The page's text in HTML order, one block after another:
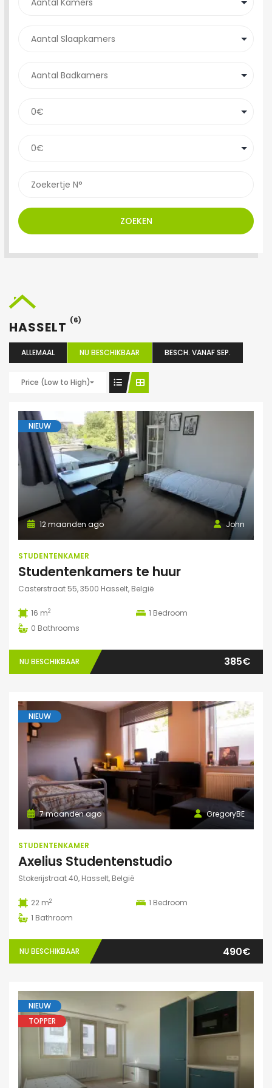
ZOEKEN
HASSELT (6)
ALLEMAAL NU BESCHIKBAAR BESCH. VANAF SEP.
Price (Low to High)
NIEUW
John
12 maanden ago
STUDENTENKAMER
Studentenkamers te huur
Casterstraat 55, 3500 Hasselt, België
16 m2 1 Bedroom
0 Bathrooms
NU BESCHIKBAAR 385€
NIEUW
GregoryBE
7 maanden ago
STUDENTENKAMER
Axelius Studentenstudio
Stokerijstraat 40, Hasselt, België
22 m2 1 Bedroom
1 Bathroom
NU BESCHIKBAAR 490€
NIEUW
TOPPER